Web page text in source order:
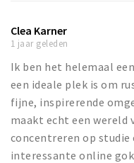
Clea Karner
1 jaar geleden
Ik ben het helemaal
een ideale plek is om
fijne, inspirerende
maakt echt een wereld
concentreren op
interessante online